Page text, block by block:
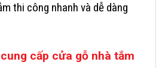
thi công nhanh và dễ dàng
cấp cửa gỗ nhà tắm